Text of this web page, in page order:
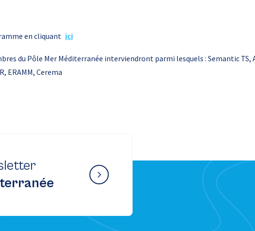
en cliquant ici
du Pôle Mer Méditerranée interviendront parmi lesquels : Semantic TS,
ERAMM, Cerema